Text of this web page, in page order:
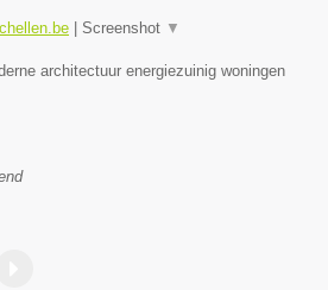
Screenshot ▼
architectuur energiezuinig woningen